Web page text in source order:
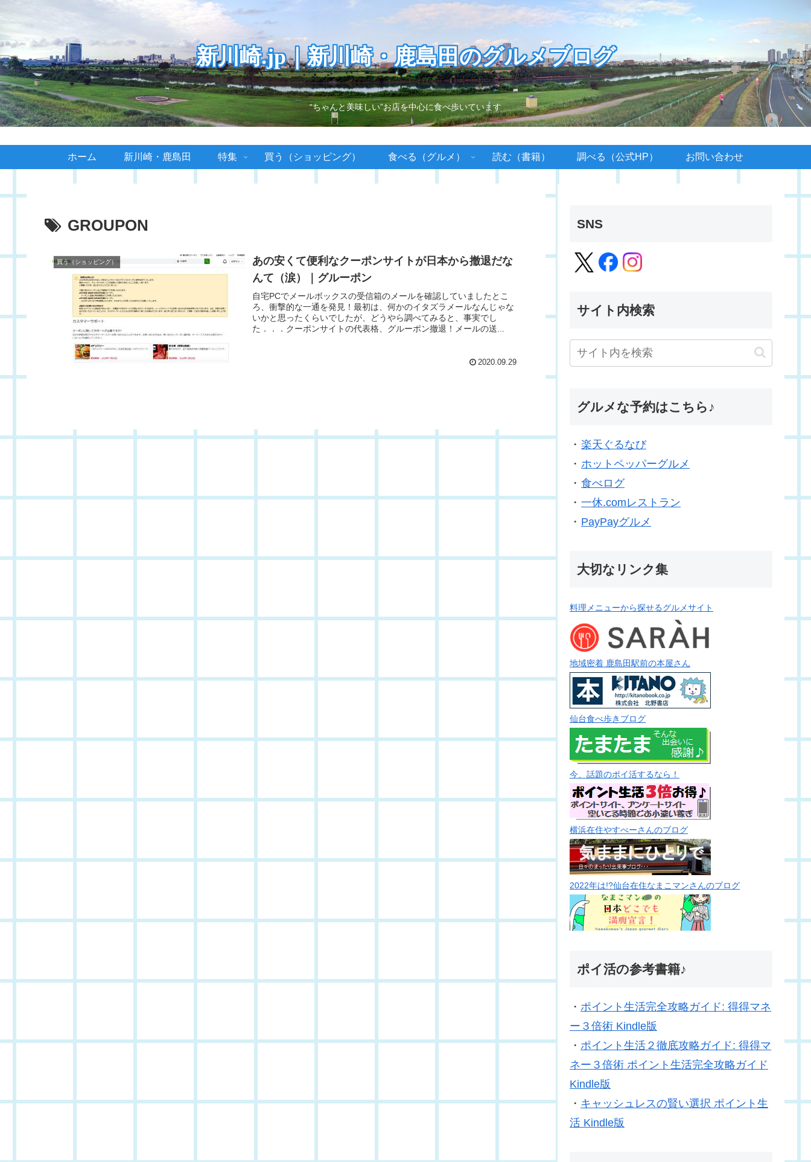
新川崎.jp｜新川崎・鹿島田のグルメブログ
“ちゃんと美味しい”お店を中心に食べ歩いています
ホーム 新川崎・鹿島田 特集 買う（ショッピング） 食べる（グルメ） 読む（書籍） 調べる（公式HP） お問い合わせ
GROUPON
買う（ショッピング）
あの安くて便利なクーポンサイトが日本から撤退だな
んて（涙）｜グルーポン
自宅PCでメールボックスの受信箱のメールを確認していましたとこ
ろ、衝撃的な一通を発見！最初は、何かのイタズラメールなんじゃな
いかと思ったくらいでしたが、どうやら調べてみると、事実でし
た．．．クーポンサイトの代表格、グルーポン撤退！メールの送...
2020.09.29
SNS
サイト内検索
グルメな予約はこちら♪
・ 楽天ぐるなび
・ ホットペッパーグルメ
・ 食べログ
・ 一休.comレストラン
・ PayPayグルメ
大切なリンク集
料理メニューから探せるグルメサイト
地域密着 鹿島田駅前の本屋さん
仙台食べ歩きブログ
今、話題のポイ活するなら！
横浜在住やすべーさんのブログ
2022年は!?仙台在住なまこマンさんのブログ
ポイ活の参考書籍♪
・ ポイント生活完全攻略ガイド: 得得マネ
ー３倍術 Kindle版
・ ポイント生活２徹底攻略ガイド: 得得マ
ネー３倍術 ポイント生活完全攻略ガイド
Kindle版
・ キャッシュレスの賢い選択 ポイント生
活 Kindle版